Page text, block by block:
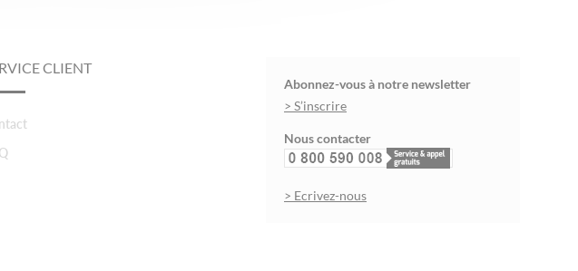
CLIENT
Abonnez-vous à notre newsletter
> S’inscrire
Nous contacter
> Ecrivez-nous